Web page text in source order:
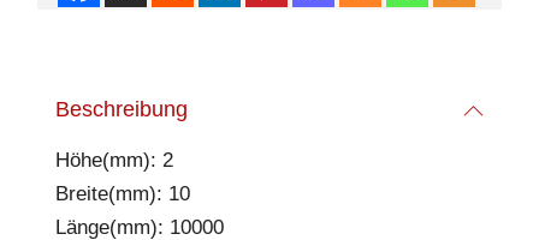
Beschreibung
Höhe(mm): 2
Breite(mm): 10
Länge(mm): 10000